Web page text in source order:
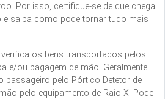
Por isso, certifique-se de que chega
saiba como pode tornar tudo mais
os bens transportados pelos
e/ou bagagem de mão. Geralmente
passageiro pelo Pórtico Detetor de
pelo equipamento de Raio-X. Pode